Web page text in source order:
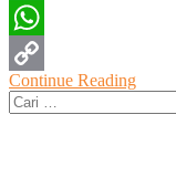
Twitter
WhatsApp
Copy
Continue Reading
Cari
untuk: